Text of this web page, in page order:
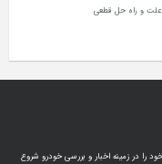
خود را در زمینه اخبار و بررسی خودرو شروع